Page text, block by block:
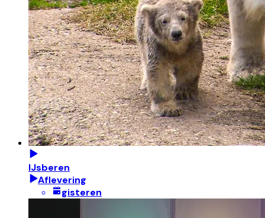
IJsberen
Aflevering
gisteren